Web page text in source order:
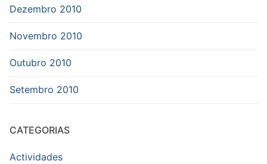
Dezembro 2010
Novembro 2010
Outubro 2010
Setembro 2010
CATEGORIAS
Actividades